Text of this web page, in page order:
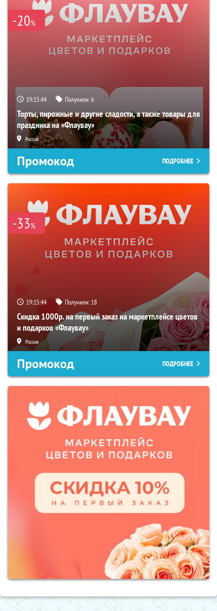
-20%
19:15:43 Получили:6
Торты, пирожные и другие сладости, а также товары для
праздника на «Флаувау»
Россия
Промокод ПОДРОБНЕЕ
-33%
19:15:43 Получили: 18
Скидка 1000р. на первый заказ на маркетплейсе цветов
и подарков «Флаувау»
Россия
Промокод ПОДРОБНЕЕ